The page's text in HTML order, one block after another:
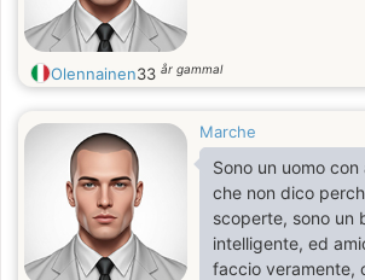
Olennainen33 år gammal
Marche
Sono un uomo
che non dico
scoperte, sono un
intelligente, ed
faccio veramente,